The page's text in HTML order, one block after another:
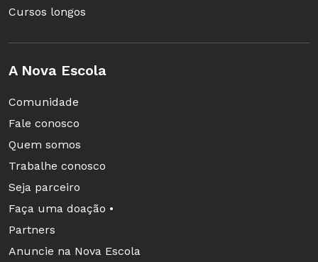
Cursos longos
A Nova Escola
Comunidade
Fale conosco
Quem somos
Trabalhe conosco
Seja parceiro
Faça uma doação •
Partners
Anuncie na Nova Escola